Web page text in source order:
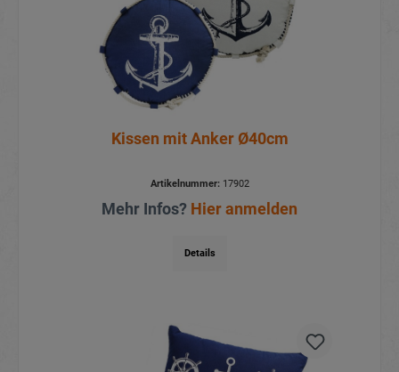
Kissen mit Anker Ø40cm
Artikelnummer:17902
Mehr Infos? Hier anmelden
Details